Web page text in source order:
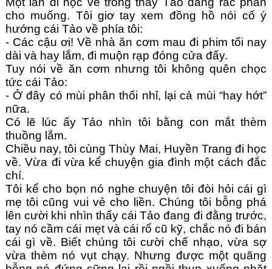
cho muống. Tôi giơ tay xem đồng hồ nói cố ý
hướng cái Tảo về phía tôi:
- Các cậu ơi! Về nhà ăn cơm mau đi phim tối nay
dài và hay lắm, đi muộn rạp đóng cửa đấy.
Tuy nói về ăn cơm nhưng tôi không quên chọc
tức cái Tảo:
- Ở đây có mùi phân thối nhỉ, lại cả mùi “hay hớt”
nữa.
Có lẽ lúc ấy Tảo nhìn tôi bằng con mắt thèm
thuồng lắm.
Chiều nay, tôi cùng Thùy Mai, Huyền Trang đi học
về. Vừa đi vừa kể chuyện gia đình một cách đắc
chí.
Tôi kể cho bọn nó nghe chuyện tôi đòi hỏi cái gì
mẹ tôi cũng vui vẻ cho liền. Chúng tôi bỗng phá
lên cười khi nhìn thấy cái Tảo đang đi đằng trước,
tay nó cầm cái mẹt và cái rổ cũ kỹ, chắc nó đi bán
cái gì về. Biết chúng tôi cười chế nhạo, vừa sợ
vừa thèm nó vụt chạy. Nhưng được một quãng